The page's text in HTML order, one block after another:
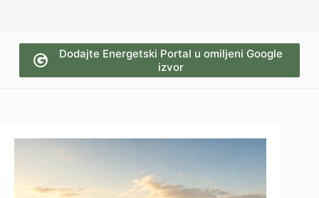
Dodajte Energetski Portal u omiljeni Google
izvor